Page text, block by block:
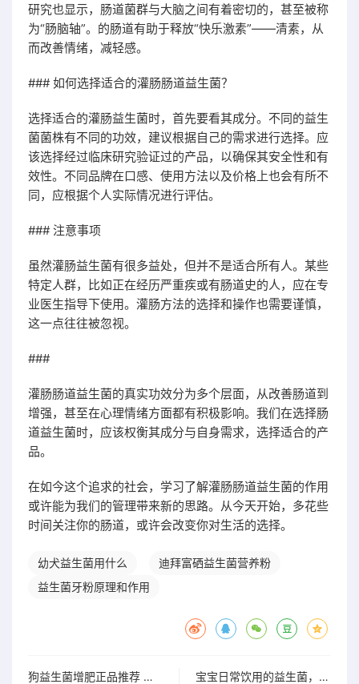
研究也显示，肠道菌群与大脑之间有着密切的，甚至被称
为“肠脑轴”。的肠道有助于释放“快乐激素”——清素，从
而改善情绪，减轻感。
### 如何选择适合的灌肠肠道益生菌？
选择适合的灌肠益生菌时，首先要看其成分。不同的益生
菌菌株有不同的功效，建议根据自己的需求进行选择。应
该选择经过临床研究验证过的产品，以确保其安全性和有
效性。不同品牌在口感、使用方法以及价格上也会有所不
同，应根据个人实际情况进行评估。
### 注意事项
虽然灌肠益生菌有很多益处，但并不是适合所有人。某些
特定人群，比如正在经历严重疾或有肠道史的人，应在专
业医生指导下使用。灌肠方法的选择和操作也需要谨慎，
这一点往往被忽视。
###
灌肠肠道益生菌的真实功效分为多个层面，从改善肠道到
增强，甚至在心理情绪方面都有积极影响。我们在选择肠
道益生菌时，应该权衡其成分与自身需求，选择适合的产
品。
在如今这个追求的社会，学习了解灌肠肠道益生菌的作用
或许能为我们的管理带来新的思路。从今天开始，多花些
时间关注你的肠道，或许会改变你对生活的选择。
幼犬益生菌用什么
迪拜富硒益生菌营养粉
益生菌牙粉原理和作用
狗益生菌增肥正品推荐 助力狗狗健康增肥的优质选择 宝宝日常饮用的益生菌，助力成长的搭档”